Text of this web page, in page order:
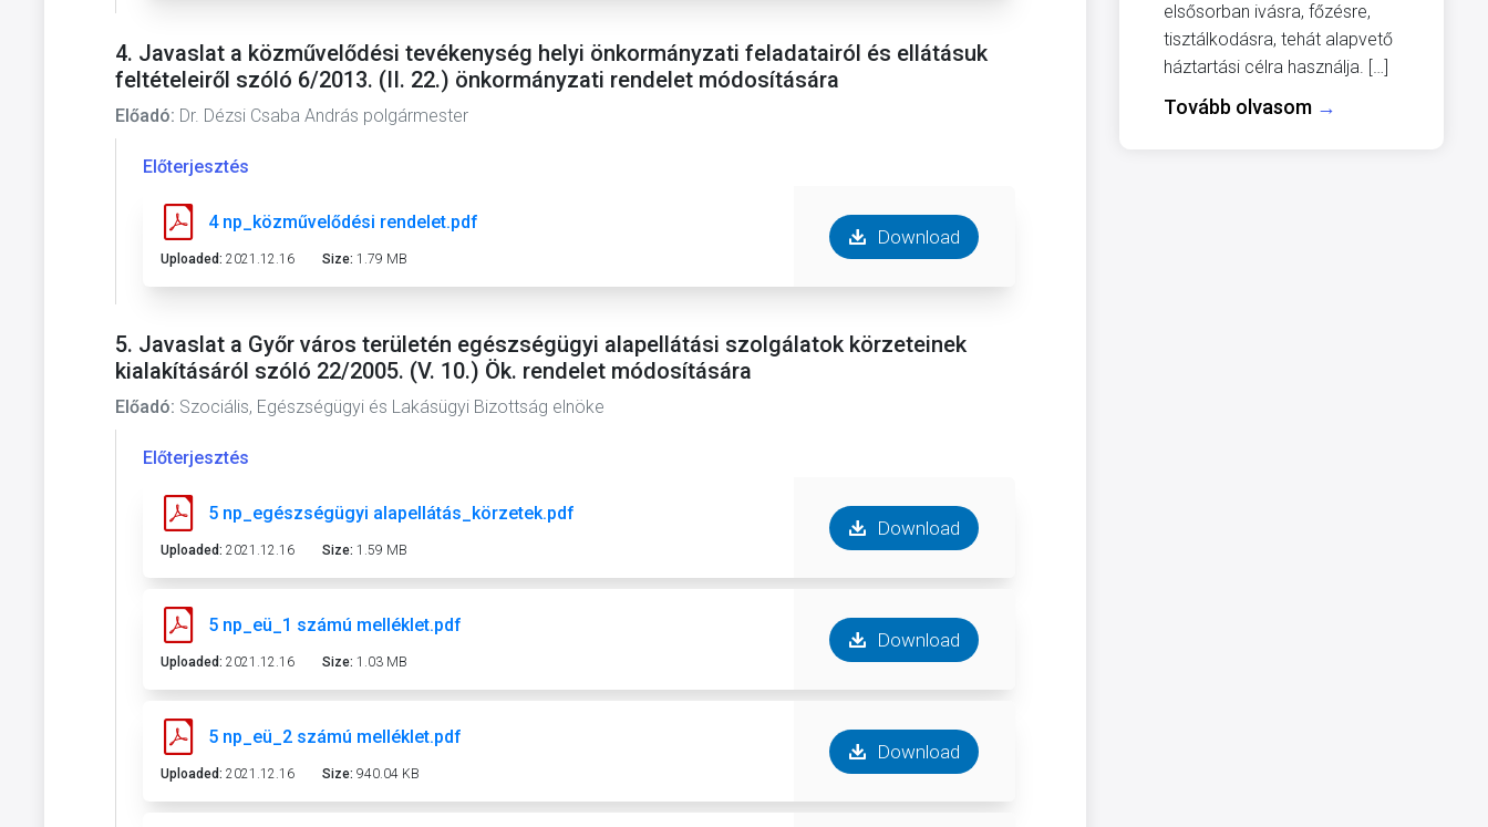
4. Javaslat a közművelődési tevékenység helyi önkormányzati feladatairól és ellátásuk
feltételeiről szóló 6/2013. (II. 22.) önkormányzati rendelet módosítására
Előadó: Dr. Dézsi Csaba András polgármester
Előterjesztés
4 np_közművelődési rendelet.pdf
Uploaded: 2021.12.16 Size: 1.79 MB
Download
5. Javaslat a Győr város területén egészségügyi alapellátási szolgálatok körzeteinek
kialakításáról szóló 22/2005. (V. 10.) Ök. rendelet módosítására
Előadó: Szociális, Egészségügyi és Lakásügyi Bizottság elnöke
Előterjesztés
5 np_egészségügyi alapellátás_körzetek.pdf
Uploaded: 2021.12.16 Size: 1.59 MB
Download
5 np_eü_1 számú melléklet.pdf
Uploaded: 2021.12.16 Size: 1.03 MB
Download
5 np_eü_2 számú melléklet.pdf
Uploaded: 2021.12.16 Size: 940.04 KB
Download
elsősorban ivásra, főzésre,
tisztálkodásra, tehát alapvető
háztartási célra használja. […]
Tovább olvasom →